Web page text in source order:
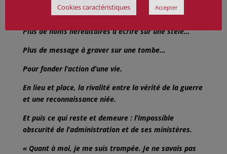
Plus de héros auréolés d’un prestige sacré….
Plus de noms héréditaires à écrire sur une stèle…
Plus de message à graver sur une tombe…
Pour fonder l’action d’une vie.
En lieu et place, la rivalité entre la vérité de la guerre
et une reconnaissance niée.
Et puis ce qui reste et demeure : l’impossible
obscurité de l’administration et de ses ministères.
« Quant à moi, je me suis trompée. Je ne savais pas
Cookies caractéristiques Accepter